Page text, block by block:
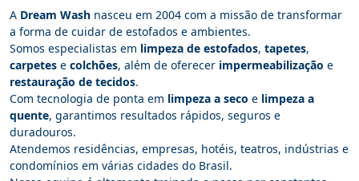
A Dream Wash nasceu em 2004 com a missão de transformar
a forma de cuidar de estofados e ambientes.
Somos especialistas em limpeza de estofados, tapetes,
carpetes e colchões, além de oferecer impermeabilização e
restauração de tecidos.
Com tecnologia de ponta em limpeza a seco e limpeza a
quente, garantimos resultados rápidos, seguros e
duradouros.
Atendemos residências, empresas, hotéis, teatros, indústrias e
condomínios em várias cidades do Brasil.